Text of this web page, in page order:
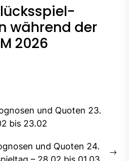
während der
2026
und Quoten 23.
bis 23.02
und Quoten 24.